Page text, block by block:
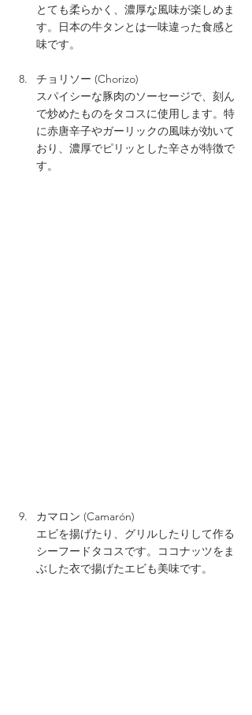
とても柔らかく、濃厚な風味が楽しめま
す。日本の牛タンとは一味違った食感と
味です。
チョリソー (Chorizo)
スパイシーな豚肉のソーセージで、刻ん
で炒めたものをタコスに使用します。特
に赤唐辛子やガーリックの風味が効いて
おり、濃厚でピリッとした辛さが特徴で
す。
カマロン (Camarón)
エビを揚げたり、グリルしたりして作る
シーフードタコスです。ココナッツをま
ぶした衣で揚げたエビも美味です。